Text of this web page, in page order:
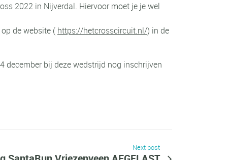
2022 in Nijverdal. Hiervoor moet je je wel
de website ( https://hetcrosscircuit.nl/) in de
december bij deze wedstrijd nog inschrijven
Next post